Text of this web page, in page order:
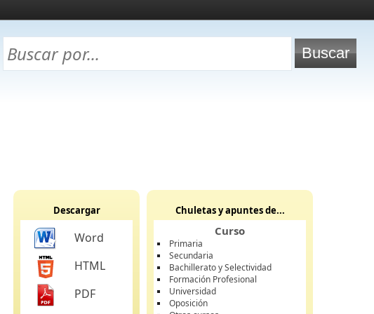
Descargar
Word
HTML
PDF
Chuletas y apuntes de...
Curso
Primaria
Secundaria
Bachillerato y Selectividad
Formación Profesional
Universidad
Oposición